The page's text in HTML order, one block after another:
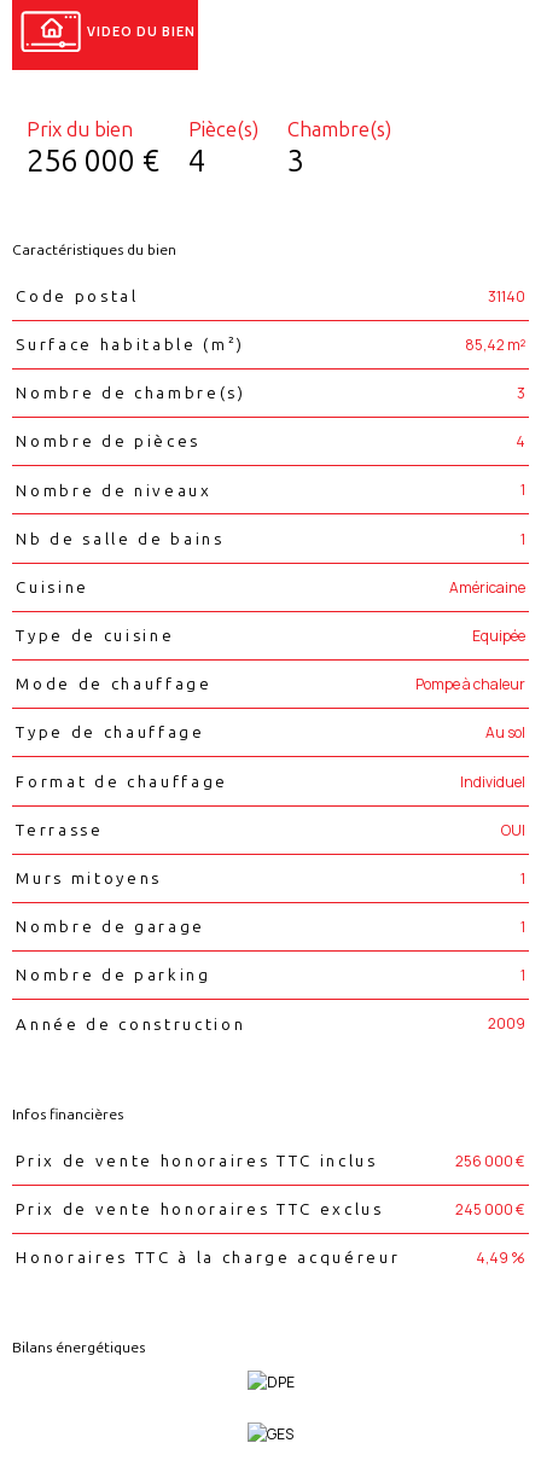
VIDEO DU BIEN
Prix du bien
256 000 €
Pièce(s)
4
Chambre(s)
3
Caractéristiques du bien
Caractéristiques Valeurs
Code postal 31140
Surface habitable (m²) 85,42 m²
Nombre de chambre(s) 3
Nombre de pièces 4
Nombre de niveaux 1
Nb de salle de bains 1
Cuisine Américaine
Type de cuisine Equipée
Mode de chauffage Pompe à chaleur
Type de chauffage Au sol
Format de chauffage Individuel
Terrasse OUI
Murs mitoyens 1
Nombre de garage 1
Nombre de parking 1
Année de construction 2009
Infos financières
Caractéristiques Valeurs
Prix de vente honoraires TTC inclus 256 000 €
Prix de vente honoraires TTC exclus 245 000 €
Honoraires TTC à la charge acquéreur 4,49 %
Bilans énergétiques